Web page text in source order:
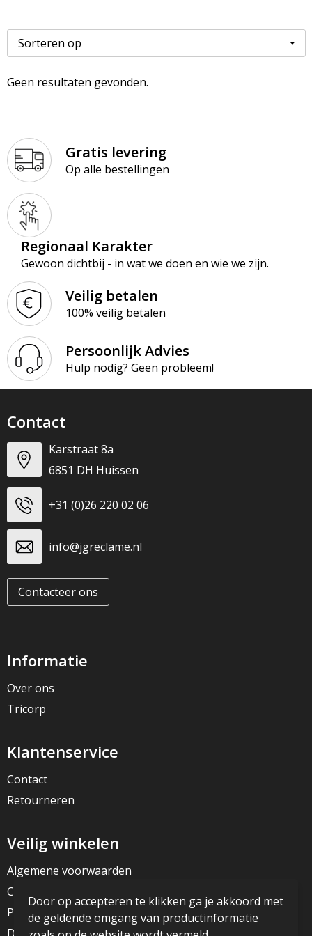
Premiums
Schrijfblokken
Tassen & Reizen
Ondergoed, Sokken en Nachtkleding
Overhemden
Polo's
Regenkleding
Sweaters
T-Shirts
Vesten
Overalls
Overhemden
Reflecterende polo's
Reflecterende vesten
Regenkleding
Schorten en Sloven
Sweaters
T-Shirts
Veiligheidsvesten en Veiligheidshesjes
Vesten
Werkkleding sets
Gehoorbescherming
Geen resultaten gevonden.
Gratis levering
Op alle bestellingen
Regionaal Karakter
Gewoon dichtbij - in wat we doen en wie we zijn.
Veilig betalen
100% veilig betalen
Persoonlijk Advies
Hulp nodig? Geen probleem!
Contact
Karstraat 8a
6851 DH Huissen
+31 (0)26 220 02 06
info@jgreclame.nl
Contacteer ons
Informatie
Over ons
Tricorp
Klantenservice
Contact
Retourneren
Veilig winkelen
Algemene voorwaarden
Cookieverklaring
Privacyverklaring
Door op accepteren te klikken ga je akkoord met
de geldende omgang van productinformatie